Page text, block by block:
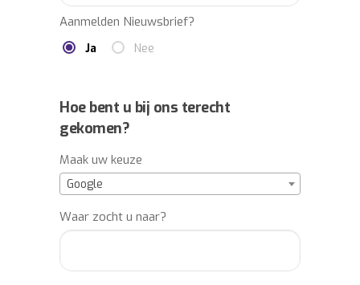
Aanmelden Nieuwsbrief?
Ja Nee
Hoe bent u bij ons terecht
gekomen?
Maak uw keuze
Google
Waar zocht u naar?